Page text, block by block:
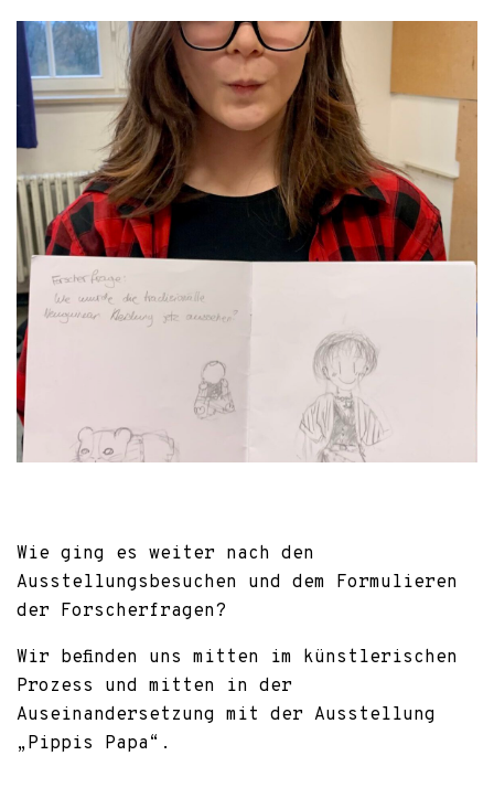
Wie ging es weiter nach den
Ausstellungsbesuchen und dem Formulieren
der Forscherfragen?
Wir befinden uns mitten im künstlerischen
Prozess und mitten in der
Auseinandersetzung mit der Ausstellung
„Pippis Papa“.